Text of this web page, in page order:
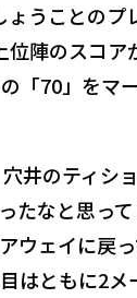
うことの
陣のスコ
「70」をマ
井のティシ
たなと思っ
ウェイに戻
ともに2メ